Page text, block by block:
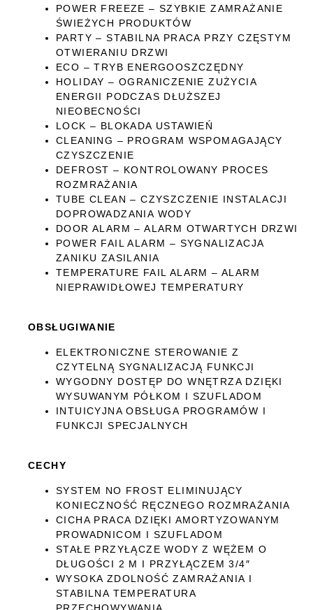
POWER FREEZE – SZYBKIE ZAMRAŻANIE
ŚWIEŻYCH PRODUKTÓW
PARTY – STABILNA PRACA PRZY CZĘSTYM
OTWIERANIU DRZWI
ECO – TRYB ENERGOOSZCZĘDNY
HOLIDAY – OGRANICZENIE ZUŻYCIA
ENERGII PODCZAS DŁUŻSZEJ
NIEOBECNOŚCI
LOCK – BLOKADA USTAWIEŃ
CLEANING – PROGRAM WSPOMAGAJĄCY
CZYSZCZENIE
DEFROST – KONTROLOWANY PROCES
ROZMRAŻANIA
TUBE CLEAN – CZYSZCZENIE INSTALACJI
DOPROWADZANIA WODY
DOOR ALARM – ALARM OTWARTYCH DRZWI
POWER FAIL ALARM – SYGNALIZACJA
ZANIKU ZASILANIA
TEMPERATURE FAIL ALARM – ALARM
NIEPRAWIDŁOWEJ TEMPERATURY
OBSŁUGIWANIE
ELEKTRONICZNE STEROWANIE Z
CZYTELNĄ SYGNALIZACJĄ FUNKCJI
WYGODNY DOSTĘP DO WNĘTRZA DZIĘKI
WYSUWANYM PÓŁKOM I SZUFLADOM
INTUICYJNA OBSŁUGA PROGRAMÓW I
FUNKCJI SPECJALNYCH
CECHY
SYSTEM NO FROST ELIMINUJĄCY
KONIECZNOŚĆ RĘCZNEGO ROZMRAŻANIA
CICHA PRACA DZIĘKI AMORTYZOWANYM
PROWADNICOM I SZUFLADOM
STAŁE PRZYŁĄCZE WODY Z WĘŻEM O
DŁUGOŚCI 2 M I PRZYŁĄCZEM 3/4″
WYSOKA ZDOLNOŚĆ ZAMRAŻANIA I
STABILNA TEMPERATURA
PRZECHOWYWANIA